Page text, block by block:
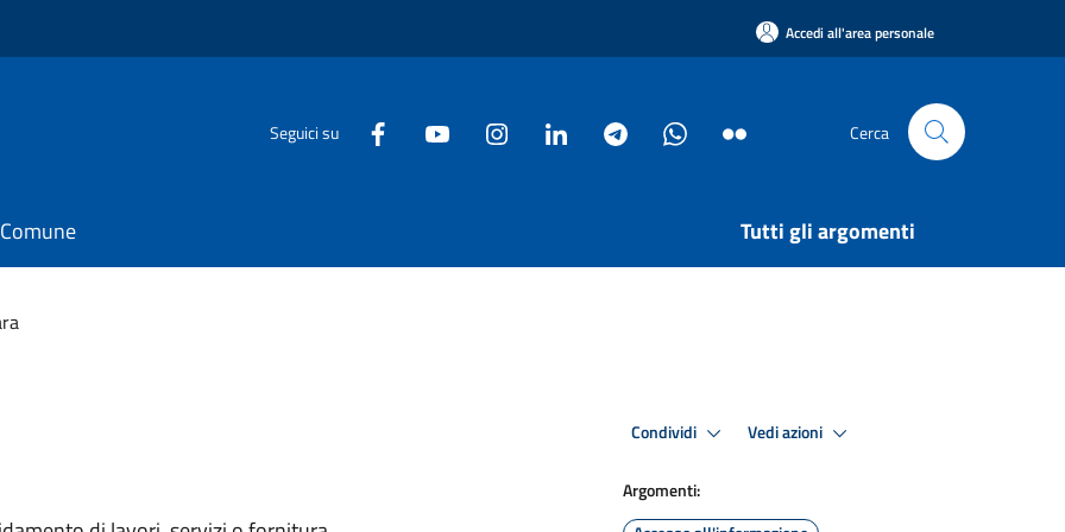
Accedi all'area personale
Seguici su Cerca
Tutti gli argomenti
Condividi Vedi azioni
Argomenti: